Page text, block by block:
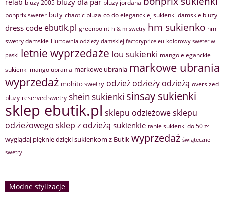
bluzy 2005 bluzy jordana
bonprix sweter buty chaotic bluza co do eleganckiej sukienki damskie bluzy
dress code ebutik.pl greenpoint h & m swetry hm sukienko hm
swetry damskie Hurtownia odzieży damskiej factoryprice.eu kolorowy sweter w
paski letnie wyprzedaże lou sukienki mango eleganckie
sukienki mango ubrania markowe ubrania markowe ubrania
wyprzedaż mohito swetry odzież odzieży odzieżą oversized
bluzy reserved swetry shein sukienki sinsay sukienki
sklep ebutik.pl sklepu odzieżowesklepu
odzieżowego sklep z odzieżą sukienkie tanie sukienki do 50 zł
wyglądaj pięknie dzięki sukienkom z Butik wyprzedaż świąteczne
swetry
Modne stylizacje